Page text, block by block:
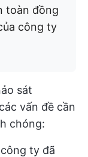
toàn đồng
công ty
sát
vấn đề cần
chóng:
ty đã